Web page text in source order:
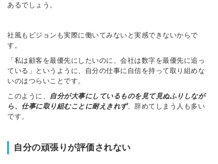
あるでしょう。
社風もビジョンも実際に働いてみないと実感できないからで
す。
「私は顧客を最優先にしたいのに、会社は数字を最優先に追っ
ている」というように、自分の仕事に自信を持って取り組めな
いのはつらいことです。
このように、
自分が大事にしているものを見て見ぬふりしなが
ら、仕事に取り組むことに耐えきれず、辞めてしまう人も多い
です。
自分の頑張りが評価されない